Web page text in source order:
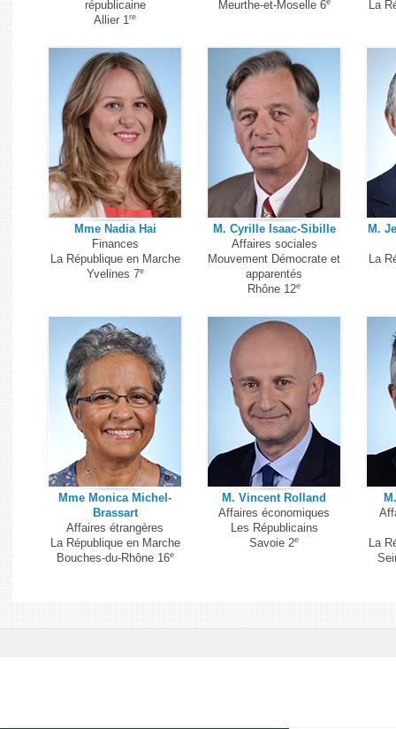
républicaine
Allier 1re
Meurthe-et-Moselle 6e La
Mme Nadia Hai
Finances
La République en Marche
Yvelines 7e
M. Cyrille Isaac-Sibille
Affaires sociales
Mouvement Démocrate et
apparentés
Rhône 12e
M.
La
Mme Monica Michel-
Brassart
Affaires étrangères
La République en Marche
Bouches-du-Rhône 16e
M. Vincent Rolland
Affaires économiques
Les Républicains
Savoie 2e
La